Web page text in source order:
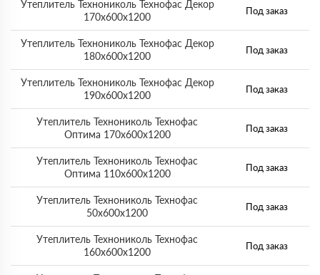
Утеплитель Технониколь Технофас Декор
170х600х1200
Под заказ
Утеплитель Технониколь Технофас Декор
180х600х1200
Под заказ
Утеплитель Технониколь Технофас Декор
190х600х1200
Под заказ
Утеплитель Технониколь Технофас
Оптима 170х600х1200
Под заказ
Утеплитель Технониколь Технофас
Оптима 110х600х1200
Под заказ
Утеплитель Технониколь Технофас
50х600х1200
Под заказ
Утеплитель Технониколь Технофас
160х600х1200
Под заказ